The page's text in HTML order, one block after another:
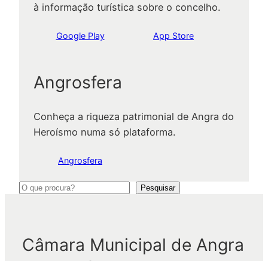
à informação turística sobre o concelho.
Google Play App Store
Angrosfera
Conheça a riqueza patrimonial de Angra do
Heroísmo numa só plataforma.
Angrosfera
P
u
Pesquisar
Câmara Municipal de Angra